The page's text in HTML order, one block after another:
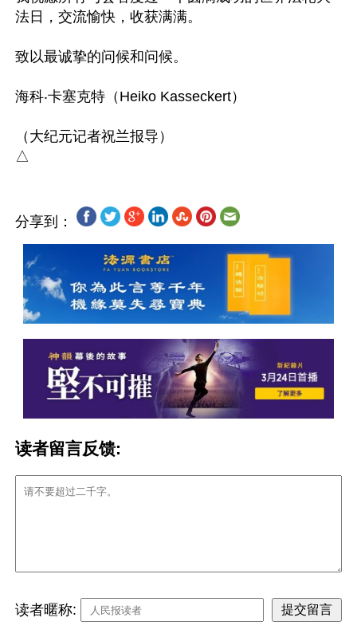
法日，交流愉快，收获满满。
致以最诚挚的问候和问候。
海科‧卡塞克特（Heiko Kasseckert）
（大纪元记者祝兰报导）
分享到：
读者留言反馈:
读者暱称: